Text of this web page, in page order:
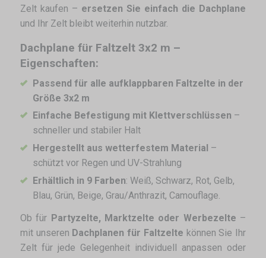
Zelt kaufen – ersetzen Sie einfach die Dachplane
und Ihr Zelt bleibt weiterhin nutzbar.
Dachplane für Faltzelt 3x2 m –
Eigenschaften:
Passend für alle aufklappbaren Faltzelte in der
Größe 3x2 m
Einfache Befestigung mit Klettverschlüssen –
schneller und stabiler Halt
Hergestellt aus wetterfestem Material –
schützt vor Regen und UV-Strahlung
Erhältlich in 9 Farben: Weiß, Schwarz, Rot, Gelb,
Blau, Grün, Beige, Grau/Anthrazit, Camouflage.
Ob für Partyzelte, Marktzelte oder Werbezelte –
mit unseren Dachplanen für Faltzelte können Sie Ihr
Zelt für jede Gelegenheit individuell anpassen oder